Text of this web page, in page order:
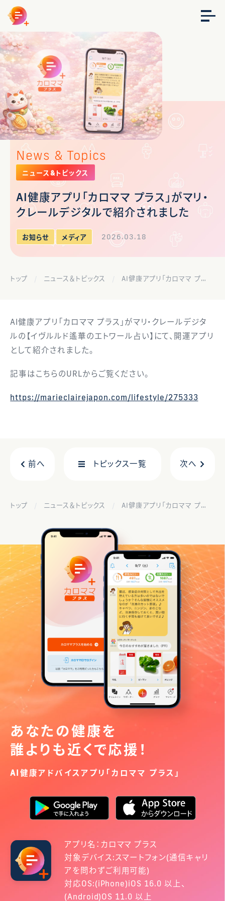
News & Topics
ニュース&トピックス
AI健康アプリ「カロママ プラス」がマリ・
クレールデジタルで紹介されました
お知らせ メディア 2026.03.18
トップ ニュース＆トピックス AI健康アプリ「カロママ プラス」がマリ・クレールデジタルで紹介されました
AI健康アプリ「カロママ プラス」がマリ・クレールデジタ
ルの【イヴルルド遙華のエトワール占い】にて、開運アプリ
として紹介されました。
記事はこちらのURLからご覧ください。
https://marieclairejapon.com/lifestyle/275333
前へ トピックス一覧 次へ
トップ ニュース＆トピックス AI健康アプリ「カロママ プラス」がマリ・クレールデジタルで紹介されました
あなたの健康を
誰よりも近くで応援！
AI健康アドバイスアプリ「カロママ プラス」
アプリ名：カロママ プラス
対象デバイス:スマートフォン(通信キャリ
アを問わずご利用可能)
対応OS:(iPhone)iOS 16.0 以上、
(Android)OS 11.0 以上